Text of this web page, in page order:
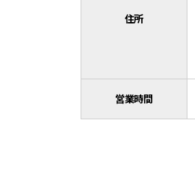
住所
営業時間